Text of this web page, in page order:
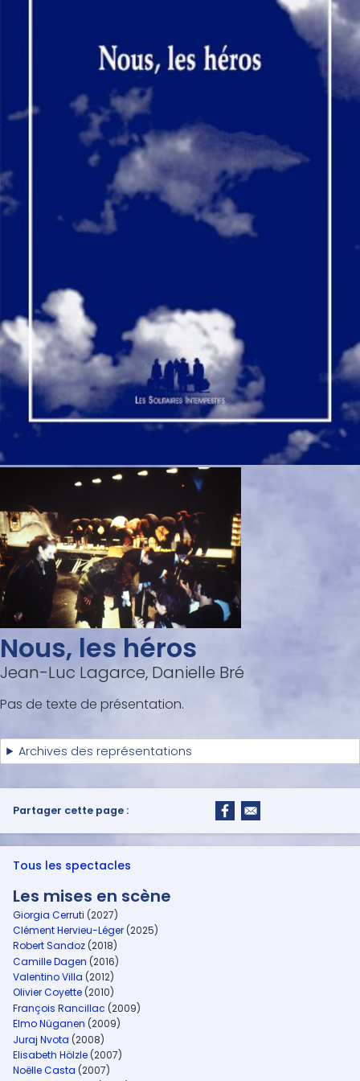
Nous, les héros
Jean-Luc Lagarce, Danielle Bré
Pas de texte de présentation.
Archives des représentations
Partager cette page :
Tous les spectacles
Les mises en scène
Giorgia Cerruti (2027)
Clément Hervieu-Léger (2025)
Robert Sandoz (2018)
Camille Dagen (2016)
Valentino Villa (2012)
Olivier Coyette (2010)
François Rancillac (2009)
Elmo Nüganen (2009)
Juraj Nvota (2008)
Elisabeth Hölzle (2007)
Noëlle Casta (2007)